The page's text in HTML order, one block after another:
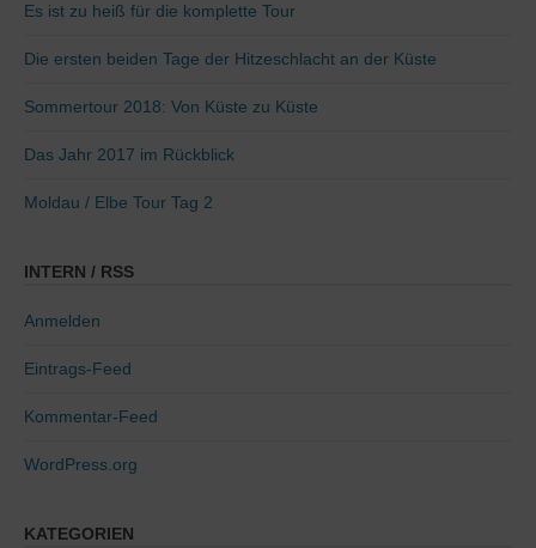
Es ist zu heiß für die komplette Tour
Die ersten beiden Tage der Hitzeschlacht an der Küste
Sommertour 2018: Von Küste zu Küste
Das Jahr 2017 im Rückblick
Moldau / Elbe Tour Tag 2
INTERN / RSS
Anmelden
Eintrags-Feed
Kommentar-Feed
WordPress.org
KATEGORIEN